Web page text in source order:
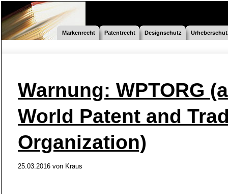
Markenrecht Patentrecht Designschutz
Warnung: WPTORG
World Patent and
Organization)
25.03.2016 von Kraus